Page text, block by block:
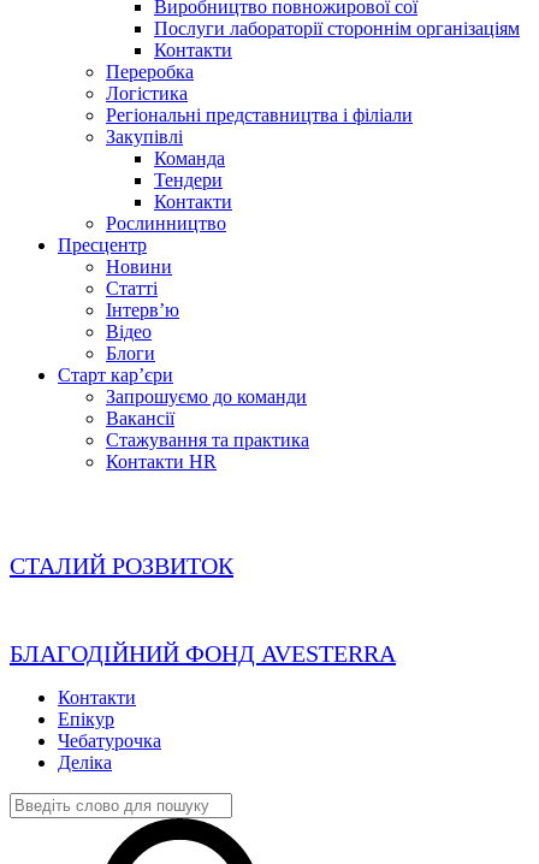
Виробництво повножирової сої
Послуги лабораторії стороннім організаціям
Контакти
Переробка
Логістика
Регіональні представництва і філіали
Закупівлі
Команда
Тендери
Контакти
Рослинництво
Пресцентр
Новини
Статті
Інтерв’ю
Відео
Блоги
Старт кар’єри
Запрошуємо до команди
Вакансії
Стажування та практика
Контакти HR
СТАЛИЙ РОЗВИТОК
БЛАГОДІЙНИЙ ФОНД AVESTERRA
Контакти
Епікур
Чебатурочка
Деліка